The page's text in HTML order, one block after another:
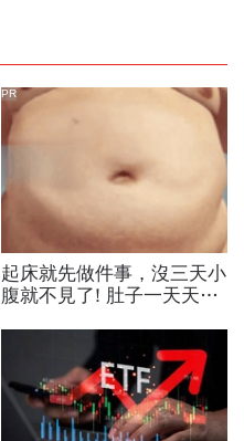
起床就先做件事，沒三天小
腹就不見了! 肚子一天天變
PR